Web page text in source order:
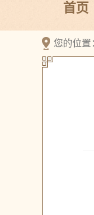
首页
您的位置